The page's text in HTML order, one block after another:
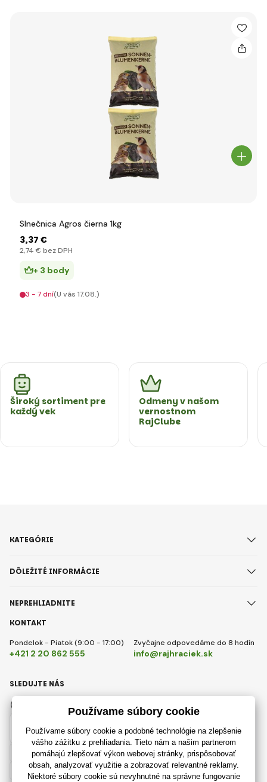
Slnečnica Agros čierna 1kg
3,37 €
2,74 € bez DPH
+ 3 body
3 - 7 dní(U vás 17.08.)
Široký sortiment pre
každý vek
Odmeny v našom
vernostnom
RajClube
KONTAKT
Pondelok - Piatok (9:00 - 17:00)
+421 2 20 862 555
Zvyčajne odpovedáme do 8 hodín
info@rajhraciek.sk
KATEGÓRIE
DÔLEŽITÉ INFORMÁCIE
NEPREHLIADNITE
Slovensky
SLEDUJTE NÁS
Instagram